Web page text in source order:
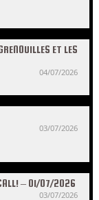
ET LES
04/07/2026
03/07/2026
– 01/07/2026
03/07/2026